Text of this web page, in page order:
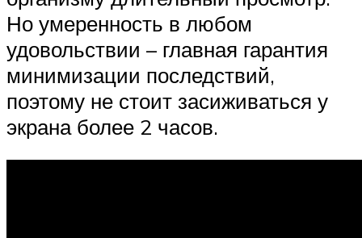
Но умеренность в любом
удовольствии – главная гарантия
минимизации последствий,
поэтому не стоит засиживаться у
экрана более 2 часов.